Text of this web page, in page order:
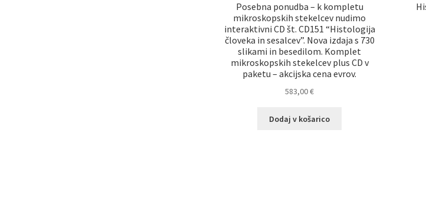
Posebna ponudba – k kompletu
mikroskopskih stekelcev nudimo
interaktivni CD št. CD151 “Histologija
človeka in sesalcev”. Nova izdaja s 730
slikami in besedilom. Komplet
mikroskopskih stekelcev plus CD v
paketu – akcijska cena evrov.
583,00€
Dodaj v košarico